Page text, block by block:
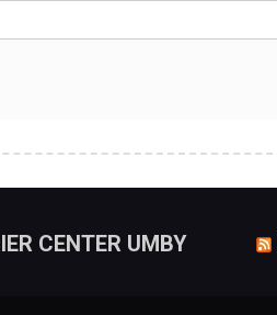
CENTER UMBY